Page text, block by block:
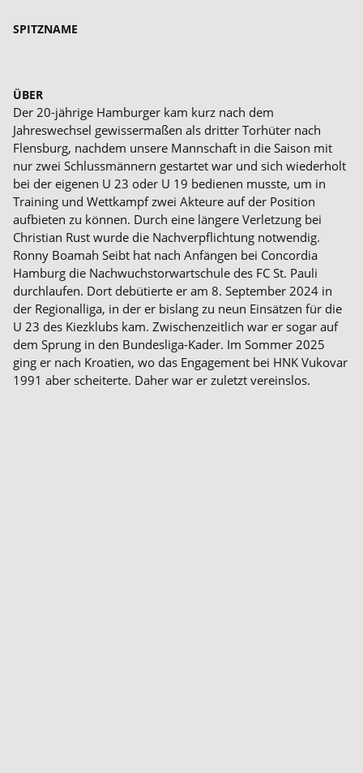
SPITZNAME
ÜBER
Der 20-jährige Hamburger kam kurz nach dem
Jahreswechsel gewissermaßen als dritter Torhüter nach
Flensburg, nachdem unsere Mannschaft in die Saison mit
nur zwei Schlussmännern gestartet war und sich wiederholt
bei der eigenen U 23 oder U 19 bedienen musste, um in
Training und Wettkampf zwei Akteure auf der Position
aufbieten zu können. Durch eine längere Verletzung bei
Christian Rust wurde die Nachverpflichtung notwendig.
Ronny Boamah Seibt hat nach Anfängen bei Concordia
Hamburg die Nachwuchstorwartschule des FC St. Pauli
durchlaufen. Dort debütierte er am 8. September 2024 in
der Regionalliga, in der er bislang zu neun Einsätzen für die
U 23 des Kiezklubs kam. Zwischenzeitlich war er sogar auf
dem Sprung in den Bundesliga-Kader. Im Sommer 2025
ging er nach Kroatien, wo das Engagement bei HNK Vukovar
1991 aber scheiterte. Daher war er zuletzt vereinslos.